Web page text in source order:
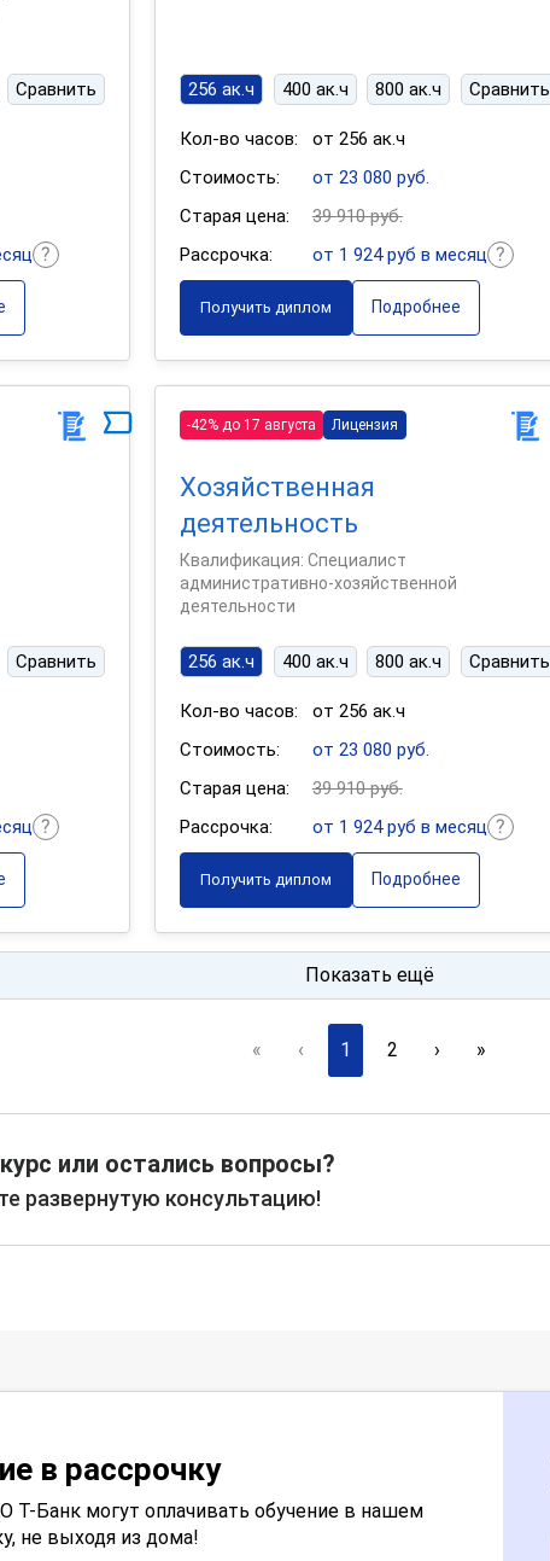
Сравнить 256 ак.ч 400 ак.ч 800 ак.ч Сравнить
Кол-во часов:
от 256 ак.ч
Стоимость:
от 23 080 руб.
Старая цена:
39 910 руб.
Рассрочка:
от 1 924 руб в месяц
Получить диплом Подробнее
Сравнить
-42% до 17 августа Лицензия
Хозяйственная
деятельность
Квалификация: Специалист
административно-хозяйственной
деятельности
256 ак.ч 400 ак.ч 800 ак.ч Сравнить
Кол-во часов:
от 256 ак.ч
Стоимость:
от 23 080 руб.
Старая цена:
39 910 руб.
Рассрочка:
от 1 924 руб в месяц
Получить диплом Подробнее
Показать ещё
« ‹ 1 2 › »
или остались вопросы?
развернутую консультацию!
в рассрочку
Т-Банк могут оплачивать обучение в нашем
не выходя из дома!